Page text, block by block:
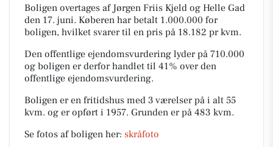
Boligen overtages af Jørgen Friis Kjeld og Helle Gad
den 17. juni. Køberen har betalt 1.000.000 for
boligen, hvilket svarer til en pris på 18.182 pr kvm.
Den offentlige ejendomsvurdering lyder på 710.000
og boligen er derfor handlet til 41% over den
offentlige ejendomsvurdering.
Boligen er en fritidshus med 3 værelser på i alt 55
kvm. og er opført i 1957. Grunden er på 483 kvm.
Se fotos af boligen her: skråfoto